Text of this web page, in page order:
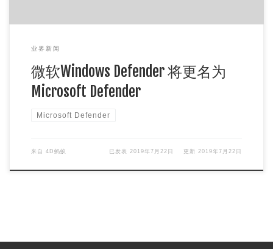
业界新闻
微软Windows Defender 将更名为
Microsoft Defender
Microsoft Defender
来自 4D蚂蚁 已发表 2019年7月22日 更新 2019年7月22日